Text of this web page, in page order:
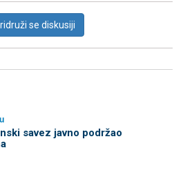
se diskusiji
savez javno podržao